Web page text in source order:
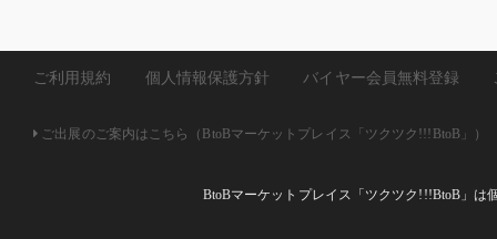
ご利用規約 個人情報保護方針 バイヤー会員無料登録
ご出展のご案内はこちら（BtoBマーケットプレイス「ツクツク!!!BtoB」）
BtoBマーケットプレイス「ツクツク!!!BtoB」は